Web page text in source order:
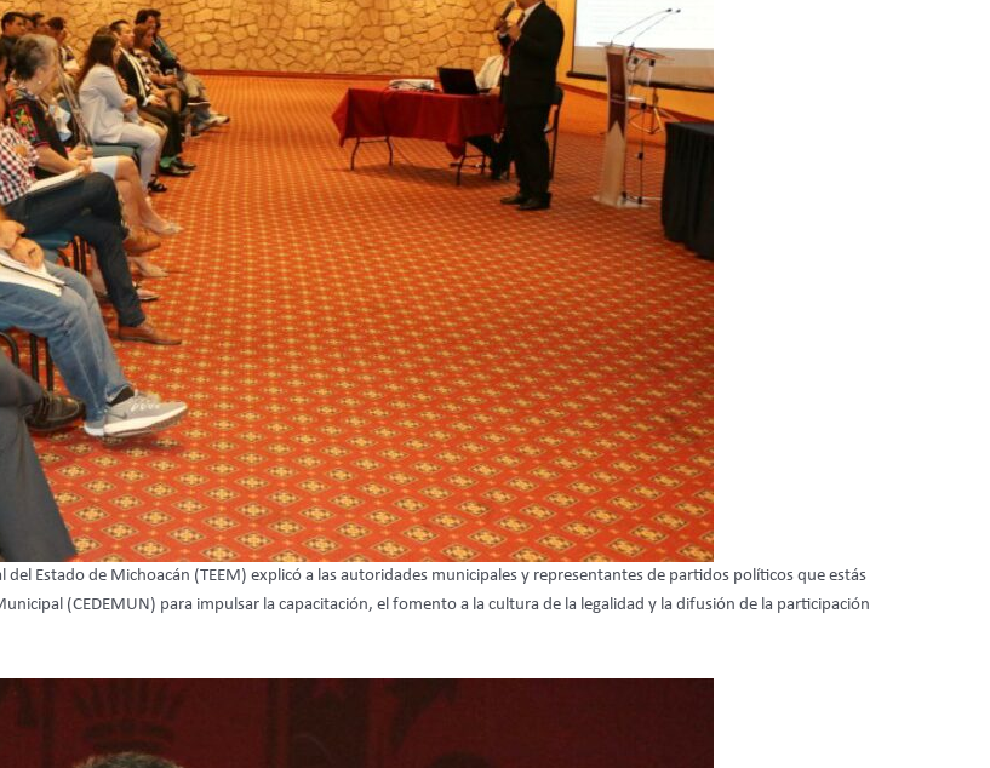
Estado de Michoacán (TEEM) explicó a las autoridades municipales y representantes de partidos políticos que estás
(CEDEMUN) para impulsar la capacitación, el fomento a la cultura de la legalidad y la difusión de la participación